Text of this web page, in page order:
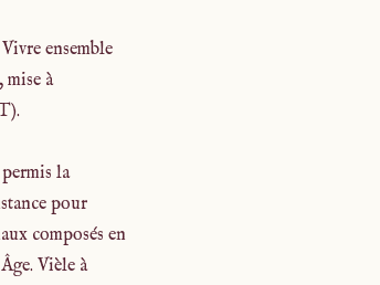
ensemble
à
la
pour
composés en
Vièle à